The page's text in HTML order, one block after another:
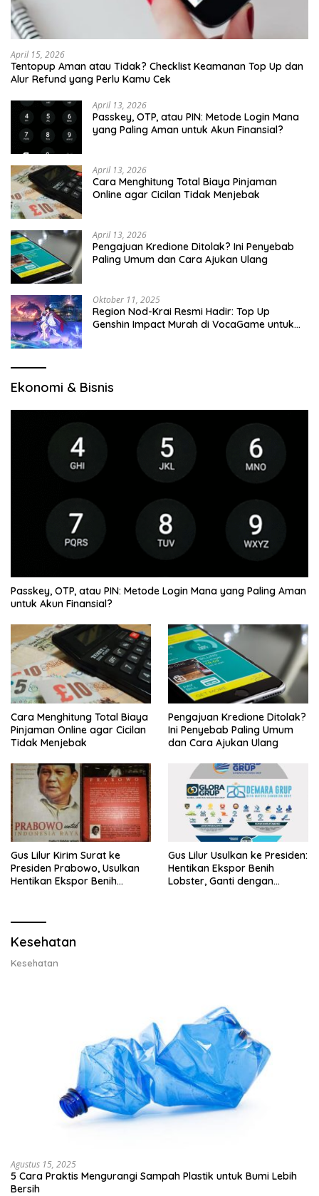
April 15, 2026
Tentopup Aman atau Tidak? Checklist Keamanan Top Up dan
Alur Refund yang Perlu Kamu Cek
April 13, 2026
Passkey, OTP, atau PIN: Metode Login Mana
yang Paling Aman untuk Akun Finansial?
April 13, 2026
Cara Menghitung Total Biaya Pinjaman
Online agar Cicilan Tidak Menjebak
April 13, 2026
Pengajuan Kredione Ditolak? Ini Penyebab
Paling Umum dan Cara Ajukan Ulang
Oktober 11, 2025
Region Nod-Krai Resmi Hadir: Top Up
Genshin Impact Murah di VocaGame untuk
Ekonomi & Bisnis
Passkey, OTP, atau PIN: Metode Login Mana yang Paling Aman
untuk Akun Finansial?
Cara Menghitung Total Biaya
Pinjaman Online agar Cicilan
Tidak Menjebak
Pengajuan Kredione Ditolak?
Ini Penyebab Paling Umum
dan Cara Ajukan Ulang
Gus Lilur Kirim Surat ke
Presiden Prabowo, Usulkan
Hentikan Ekspor Benih
Gus Lilur Usulkan ke Presiden:
Hentikan Ekspor Benih
Lobster, Ganti dengan
Kesehatan
Kesehatan
Agustus 15, 2025
5 Cara Praktis Mengurangi Sampah Plastik untuk Bumi Lebih
Bersih